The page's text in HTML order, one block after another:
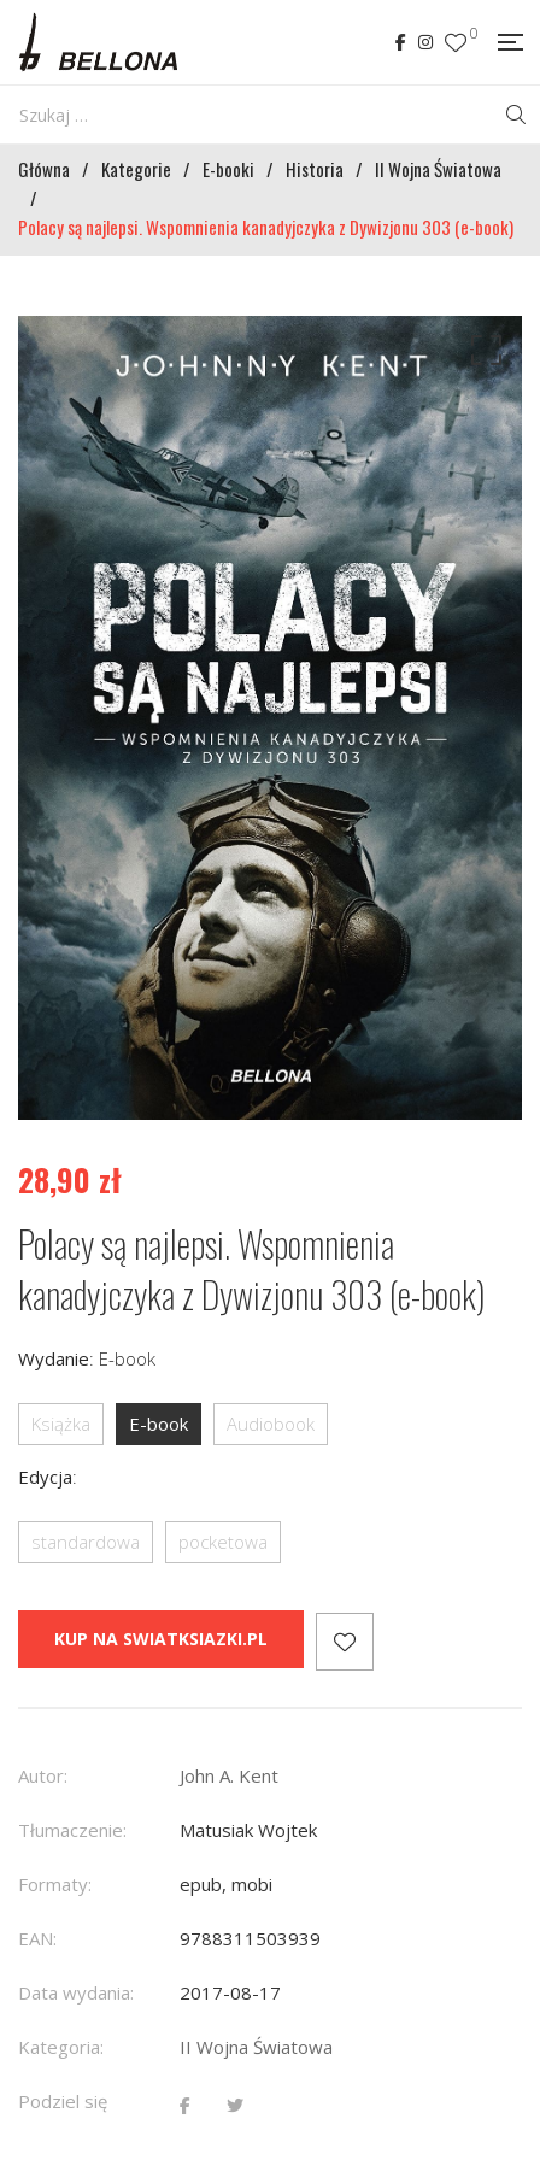
0
Główna / Kategorie / E-booki / Historia / II Wojna Światowa
/
Polacy są najlepsi. Wspomnienia kanadyjczyka z Dywizjonu 303 (e-book)
28,90 zł
Polacy są najlepsi. Wspomnienia
kanadyjczyka z Dywizjonu 303 (e-book)
Wydanie: E-book
Książka E-book Audiobook
Edycja:
standardowa pocketowa
KUP NA SWIATKSIAZKI.PL
Autor: John A. Kent
Tłumaczenie: Matusiak Wojtek
Formaty: epub, mobi
EAN: 9788311503939
Data wydania: 2017-08-17
Kategoria: II Wojna Światowa
Podziel się